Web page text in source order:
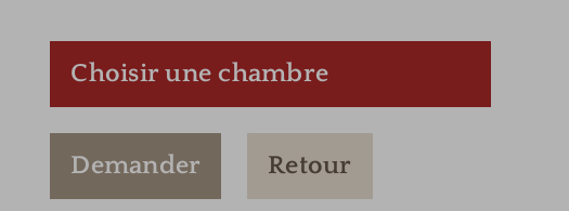
Choisir une chambre
Demander Retour